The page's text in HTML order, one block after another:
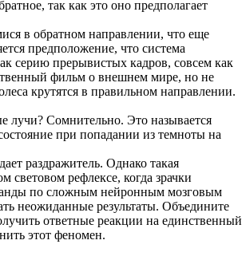
так как это оно предполагает
в обратном направлении, что еще
предположение, что система
серию прерывистых кадров, совсем как
фильм о внешнем мире, но не
крутятся в правильном направлении.
лучи? Сомнительно. Это называется
при попадании из темноты на
раздражитель. Однако такая
световом рефлексе, когда зрачки
по сложным нейронным мозговым
неожиданные результаты. Объедините
ответные реакции на единственный
этот феномен.